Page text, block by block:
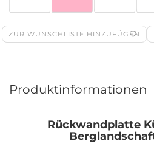
ZUR WUNSCHLISTE HINZUFÜGEN
Produktinformationen
Rückwandplatte